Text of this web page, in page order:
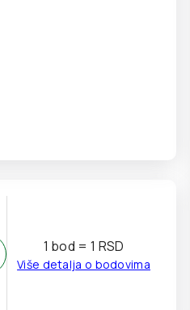
1 bod = 1 RSD
Više detalja o bodovima